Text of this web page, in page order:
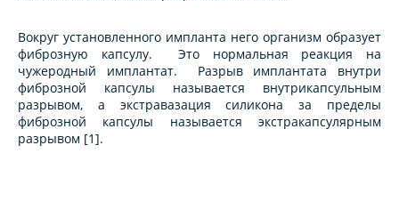
Вокруг установленного импланта него организм образует
фиброзную капсулу. Это нормальная реакция на
чужеродный имплантат. Разрыв имплантата внутри
фиброзной капсулы называется внутрикапсульным
разрывом, а экстравазация силикона за пределы
фиброзной капсулы называется экстракапсулярным
разрывом [1].